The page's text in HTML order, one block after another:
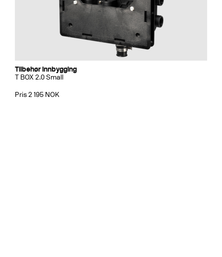
Tilbehør innbygging
T BOX 2.0 Small
Pris 2 195 NOK